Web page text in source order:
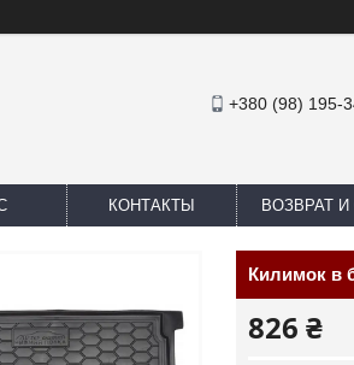
+380 (98) 195-
КОНТАКТЫ ВОЗВРАТ
Килимок в
826 ₴